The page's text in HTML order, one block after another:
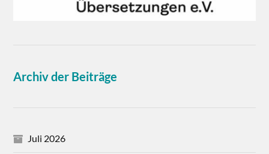
Archiv der Beiträge
Juli 2026